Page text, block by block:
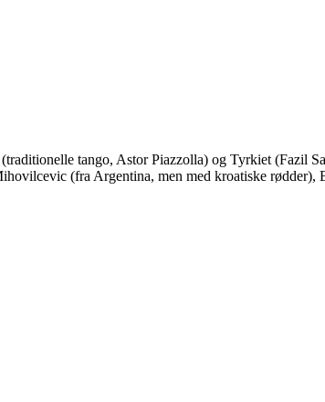
tango, Astor Piazzolla) og Tyrkiet (Fazil
(fra Argentina, men med kroatiske rødder),